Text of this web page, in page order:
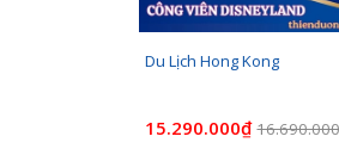
Du Lịch Hong Kong
15.290.000₫